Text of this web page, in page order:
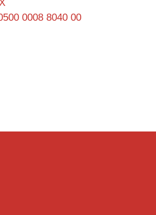
0008 8040 00